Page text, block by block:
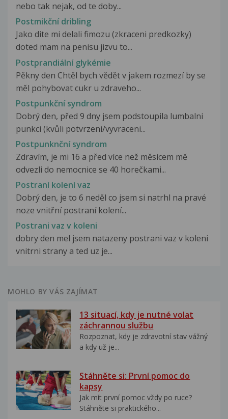
nebo tak nejak, od te doby...
Postmikční dribling
Jako dite mi delali fimozu (zkraceni predkozky)
doted mam na penisu jizvu to...
Postprandiální glykémie
Pěkny den Chtěl bych vědět v jakem rozmezí by se
měl pohybovat cukr u zdraveho...
Postpunkční syndrom
Dobrý den, před 9 dny jsem podstoupila lumbalni
punkci (kvůli potvrzeni/vyvraceni...
Postpunknční syndrom
Zdravím, je mi 16 a před více než měsícem mě
odvezli do nemocnice se 40 horečkami...
Postraní kolení vaz
Dobrý den, je to 6 neděl co jsem si natrhl na pravé
noze vnitřní postraní kolení...
Postrani vaz v koleni
dobry den mel jsem natazeny postrani vaz v koleni
vnitrni strany a ted uz je...
MOHLO BY VÁS ZAJÍMAT
13 situací, kdy je nutné volat
záchrannou službu
Rozpoznat, kdy je zdravotní stav vážný
a kdy už je...
Stáhněte si: První pomoc do
kapsy
Jak mít první pomoc vždy po ruce?
Stáhněte si praktického...